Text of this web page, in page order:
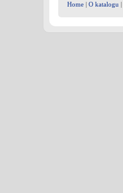
Home | O katalogu |